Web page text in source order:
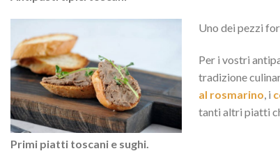
Uno dei pezzi
Per i vostri
tradizione
al rosmarino, i
tanti altri piatti
Primi piatti toscani e sughi.